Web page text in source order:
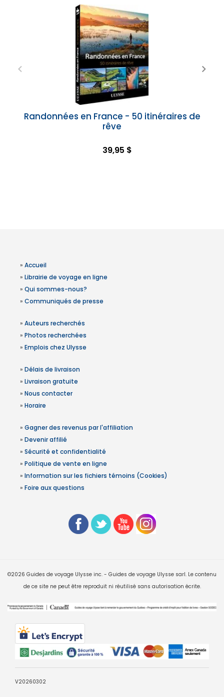
Randonnées en France - 50 itinéraires de
rêve
39,95 $
» Accueil
» Librairie de voyage en ligne
» Qui sommes-nous?
» Communiqués de presse
» Auteurs recherchés
» Photos recherchées
» Emplois chez Ulysse
» Délais de livraison
» Livraison gratuite
» Nous contacter
» Horaire
» Gagner des revenus par l'affiliation
» Devenir affilié
» Sécurité et confidentialité
» Politique de vente en ligne
» Information sur les fichiers témoins (Cookies)
» Foire aux questions
©2026 Guides de voyage Ulysse inc. - Guides de voyage Ulysse sarl. Le contenu
de ce site ne peut être reproduit ni réutilisé sans autorisation écrite.
V20260302